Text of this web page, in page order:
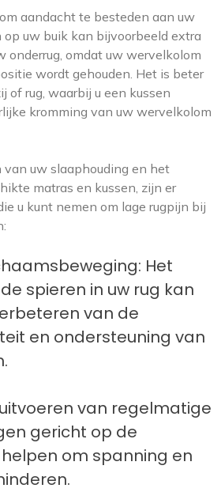
aandacht te besteden aan uw
op uw buik kan bijvoorbeeld extra
onderrug, omdat uw wervelkolom
wordt gehouden. Het is beter
of rug, waarbij u een kussen
kromming van uw wervelkolom
uw slaaphouding en het
matras en kussen, zijn er
u kunt nemen om lage rugpijn bij
Het
spieren in uw rug kan
van de
en ondersteuning van
van regelmatige
gericht op de
om spanning en